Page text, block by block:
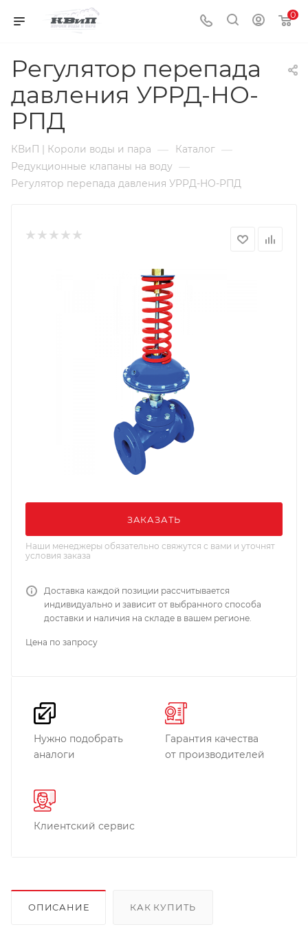
0
Регулятор перепада
давления УРРД-НО-
РПД
КВиП | Короли воды и пара — Каталог —
Редукционные клапаны на воду —
Регулятор перепада давления УРРД-НО-РПД
ЗАКАЗАТЬ
Наши менеджеры обязательно свяжутся с вами и уточнят
условия заказа
Доставка каждой позиции рассчитывается
индивидуально и зависит от выбранного способа
доставки и наличия на складе в вашем регионе.
Цена по запросу
Нужно подобрать
аналоги
Гарантия качества
от производителей
Клиентский сервис
ОПИСАНИЕ КАК КУПИТЬ